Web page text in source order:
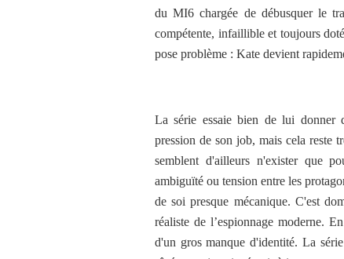
du MI6 chargée de débusquer le
compétente, infaillible et toujours
pose problème : Kate devient
La série essaie bien de lui donner
pression de son job, mais cela reste
semblent d'ailleurs n'exister que
ambiguïté ou tension entre les
de soi presque mécanique. C'est
réaliste de l’espionnage moderne.
d'un gros manque d'identité. La